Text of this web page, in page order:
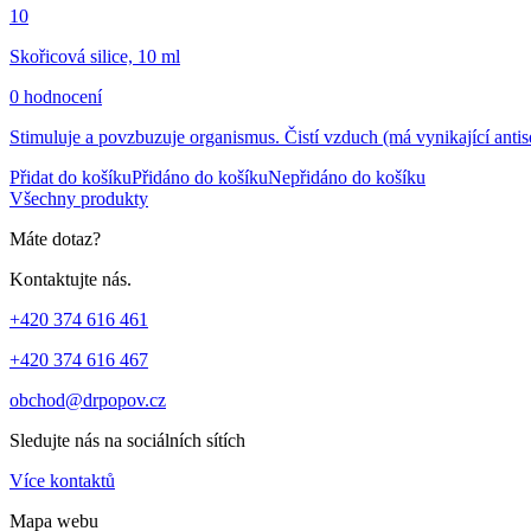
10
Skořicová silice, 10 ml
0 hodnocení
Stimuluje a povzbuzuje organismus. Čistí vzduch (má vynikající
Přidat do košíkuPřidáno do košíkuNepřidáno do košíku
Všechny produkty
Máte dotaz?
Kontaktujte nás.
+420 374 616 461
+420 374 616 467
obchod@drpopov.cz
Sledujte nás na sociálních sítích
Více kontaktů
Mapa webu